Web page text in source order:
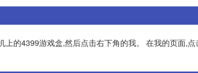
上的4399游戏盒,然后点击右下角的我。 在我的页面,